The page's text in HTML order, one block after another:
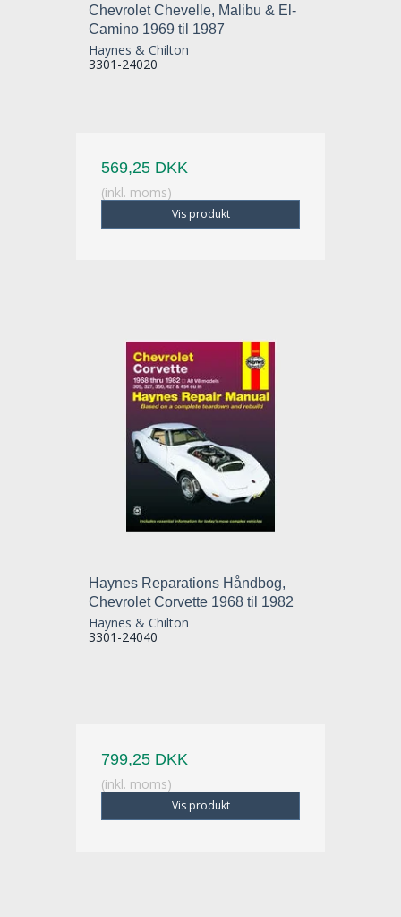
Chevrolet Chevelle, Malibu & El-
Camino 1969 til 1987
Haynes & Chilton
3301-24020
569,25 DKK
(inkl. moms)
Vis produkt
Haynes Reparations Håndbog,
Chevrolet Corvette 1968 til 1982
Haynes & Chilton
3301-24040
799,25 DKK
(inkl. moms)
Vis produkt